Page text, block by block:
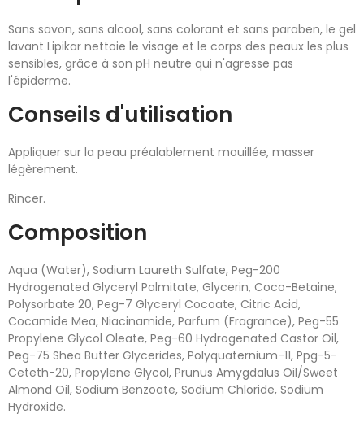
Sans savon, sans alcool, sans colorant et sans paraben, le gel
lavant Lipikar nettoie le visage et le corps des peaux les plus
sensibles, grâce à son pH neutre qui n'agresse pas
l'épiderme.
Conseils d'utilisation
Appliquer sur la peau préalablement mouillée, masser
légèrement.
Rincer.
Composition
Aqua (Water), Sodium Laureth Sulfate, Peg-200
Hydrogenated Glyceryl Palmitate, Glycerin, Coco-Betaine,
Polysorbate 20, Peg-7 Glyceryl Cocoate, Citric Acid,
Cocamide Mea, Niacinamide, Parfum (Fragrance), Peg-55
Propylene Glycol Oleate, Peg-60 Hydrogenated Castor Oil,
Peg-75 Shea Butter Glycerides, Polyquaternium-11, Ppg-5-
Ceteth-20, Propylene Glycol, Prunus Amygdalus Oil/Sweet
Almond Oil, Sodium Benzoate, Sodium Chloride, Sodium
Hydroxide.